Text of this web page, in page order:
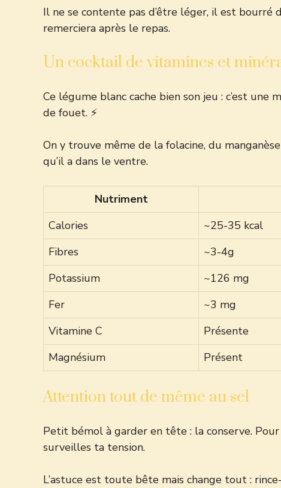
Il ne se contente pas d’être léger, il est
remerciera après le repas.
Un cocktail de vitamines et
Ce légume blanc cache bien son jeu : c’est
de fouet. ⚡
On y trouve même de la folacine, du
qu’il a dans le ventre.
Nutriment
Calories
~25-35 kcal
Fibres
~3-4g
Potassium
~126 mg
Fer
~3 mg
Vitamine C
Présente
Magnésium
Présent
Attention tout de même au sel
Petit bémol à garder en tête : la conserve.
surveilles ta tension.
L’astuce est toute bête mais change tout :